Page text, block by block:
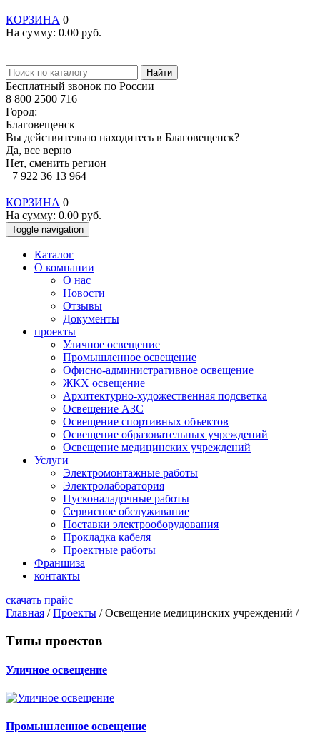
КОРЗИНА 0
На сумму: 0.00 руб.
Найти
Бесплатный звонок по России
8 800 2500 716
Город:
Благовещенск
Вы действительно находитесь в Благовещенск?
Да, все верно
Нет, сменить регион
+7 922 36 13 964
КОРЗИНА 0
На сумму: 0.00 руб.
Toggle navigation
Каталог
О компании
О нас
Новости
Отзывы
Документы
проекты
Уличное освещение
Промышленное освещение
Офисно-административное освещение
ЖКХ освещение
Архитектурно-художественная подсветка
Освещение АЗС
Освещение спортивных объектов
Освещение образовательных учреждений
Освещение медицинских учреждений
Услуги
Электромонтажные работы
Электролаборатория
Пусконаладочные работы
Сервисное обслуживание
Поставки электрооборудования
Прокладка кабеля
Проектные работы
Франшиза
контакты
скачать прайс
Главная / Проекты / Освещение медицинских учреждений /
Типы проектов
Уличное освещение
Промышленное освещение